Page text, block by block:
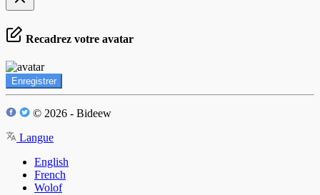
Recadrez votre avatar
Enregistrer
© 2026 - Bideew
Langue
English
French
Wolof